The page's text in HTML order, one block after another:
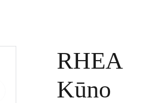
RHEA
Kūno